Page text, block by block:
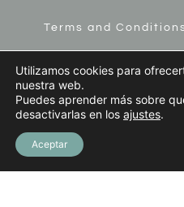
Terms and Conditions
Utilizamos cookies para
nuestra web.
Puedes aprender más sobre
desactivarlas en los ajustes.
Aceptar